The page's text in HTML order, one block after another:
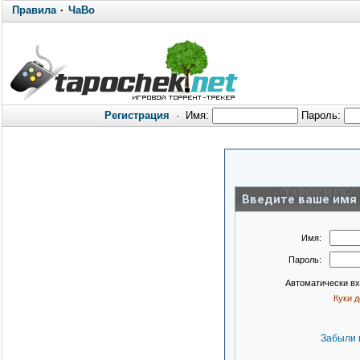
Правила· ЧаВо
Регистрация · Имя: Пароль:
Введите ваше имя
Имя:
Пароль:
Автоматически
Куки
Забыли